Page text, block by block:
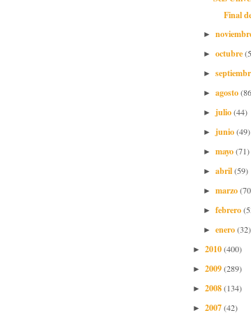
Final
►
► octubre
►
► agosto
► julio(44)
► junio(49)
► mayo(71)
► abril(59)
► marzo
► febrero
► enero(32)
► 2010(400)
► 2009(289)
► 2008(134)
► 2007(42)